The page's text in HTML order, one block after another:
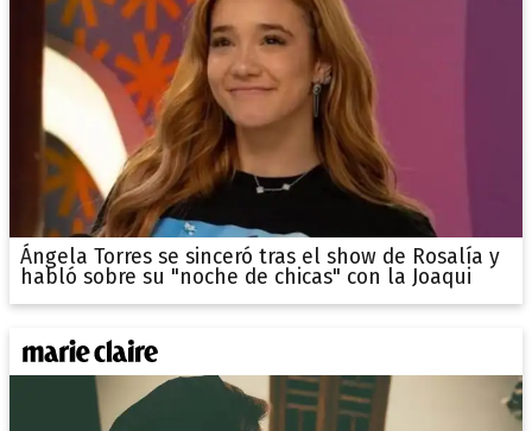
Ángela Torres se sinceró tras el show de Rosalía y
habló sobre su "noche de chicas" con la Joaqui